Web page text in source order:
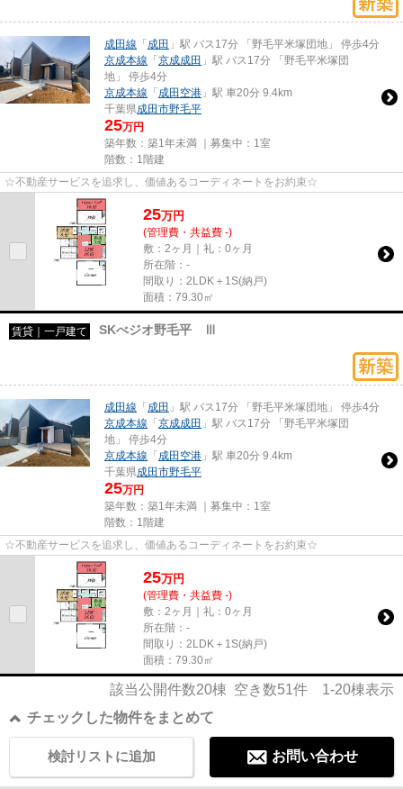
成田線 「成田 」駅 バス17分 「野毛平米塚団地」 停歩4分
京成本線 「京成成田 」駅 バス17分 「野毛平米塚団
地」 停歩4分
京成本線 「成田空港 」駅 車20分 9.4km
千葉県成田市野毛平
25万円
築年数：築1年未満 ｜募集中： 1室
階数：1階建
☆不動産サービスを追求し、価値あるコーディネートをお約束☆
25万円
(管理費・共益費 -)
敷：2ヶ月｜礼：0ヶ月
所在階：-
間取り：2LDK＋1S(納戸)
面積：79.30㎡
賃貸｜一戸建て SKべジオ野毛平 Ⅲ
成田線 「成田 」駅 バス17分 「野毛平米塚団地」 停歩4分
京成本線 「京成成田 」駅 バス17分 「野毛平米塚団
地」 停歩4分
京成本線 「成田空港 」駅 車20分 9.4km
千葉県成田市野毛平
25万円
築年数：築1年未満 ｜募集中： 1室
階数：1階建
☆不動産サービスを追求し、価値あるコーディネートをお約束☆
25万円
(管理費・共益費 -)
敷：2ヶ月｜礼：0ヶ月
所在階：-
間取り：2LDK＋1S(納戸)
面積：79.30㎡
該当公開件数20棟 空き数51件 1-20棟表示
チェックした物件をまとめて
お問い合わせ
検討リストに追加